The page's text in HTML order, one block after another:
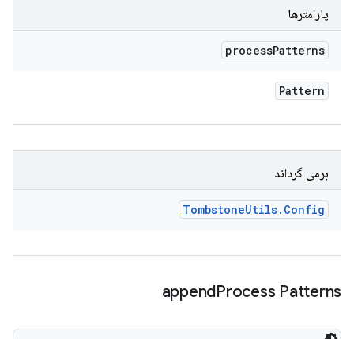
پارامترها
processPatterns
Pattern
برمی گرداند
TombstoneUtils. Config
appendProcess Patterns